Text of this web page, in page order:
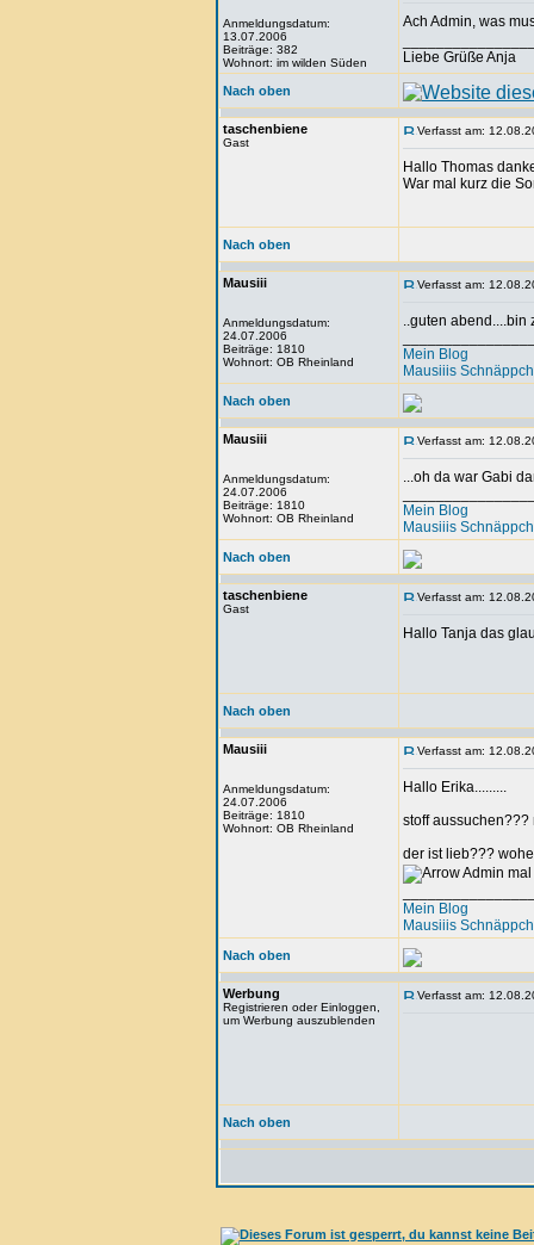
Anmeldungsdatum:
13.07.2006
Beiträge: 382
Wohnort: im wilden Süden
Ach Admin, was
Liebe Grüße Anja
Nach oben
taschenbiene
Gast
Verfasst am:
Hallo Thomas
War mal kurz die
Nach oben
Mausiii
Anmeldungsdatum:
24.07.2006
Beiträge: 1810
Wohnort: OB Rheinland
Verfasst am:
..guten abend....bin
Mein Blog
Mausiiis
Nach oben
Mausiii
Anmeldungsdatum:
24.07.2006
Beiträge: 1810
Wohnort: OB Rheinland
Verfasst am:
...oh da war Gabi
Mein Blog
Mausiiis
Nach oben
taschenbiene
Gast
Verfasst am:
Hallo Tanja das
Nach oben
Mausiii
Anmeldungsdatum:
24.07.2006
Beiträge: 1810
Wohnort: OB Rheinland
Verfasst am:
Hallo Erika.........
stoff
der ist lieb???
Admin
Mein Blog
Mausiiis
Nach oben
Werbung
Registrieren oder Einloggen,
um Werbung auszublenden
Verfasst am:
Nach oben